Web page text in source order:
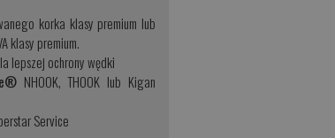
korka klasy premium lub
klasy premium.
lepszej ochrony wędki
NHOOK, THOOK lub Kigan
Service